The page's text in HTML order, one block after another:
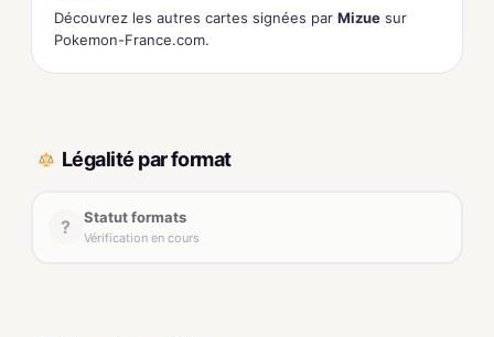
Découvrez les autres cartes signées par Mizue sur
Pokemon-France.com.
Légalité par format
? Statut formats
Vérification en cours